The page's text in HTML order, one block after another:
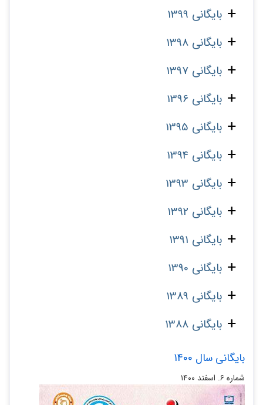
بایگانی 1399
بایگانی 1398
بایگانی 1397
بایگانی 1396
بایگانی 1395
بایگانی 1394
بایگانی 1393
بایگانی 1392
بایگانی 1391
بایگانی 1390
بایگانی 1389
بایگانی 1388
بایگانی سال 1400
شماره ۶. اسفند ۱۴۰۰